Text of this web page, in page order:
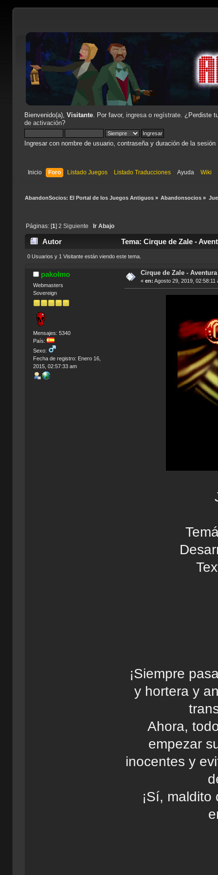
Bienvenido(a), Visitante. Por favor, ingresao regístrate. ¿Perdiste
de activación?
Ingresar con nombre de usuario, contraseña y duración de la sesión
Inicio Foro Listado Juegos Listado Traducciones Ayuda Wiki
AbandonSocios: El Portal de los Juegos Antiguos» Abandonsocios »
Páginas: [1] 2 Siguiente Ir Abajo
Autor Tema: Cirque de Zale -
0 Usuarios y 1 Visitante están viendo este tema.
pakolmo
Webmasters
Sovereign
Mensajes: 5340
País:
Sexo:
Fecha de registro: Enero 16,
2015, 02:57:33 am
Cirque de Zale -
« en: Agosto 29, 2019, 02:58:11
¡Siempre
y hortera y
Ahora,
empezar
inocentes y
¡Sí,